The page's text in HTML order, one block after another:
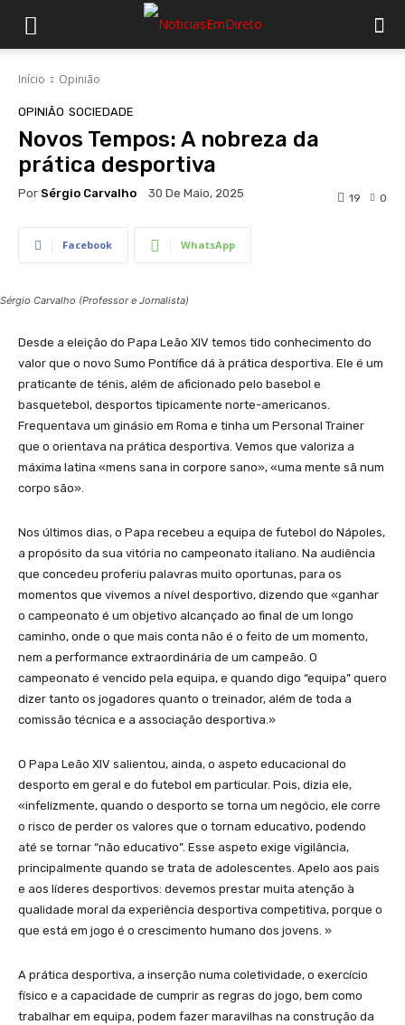
Início Opinião
OPINIÃO SOCIEDADE
Novos Tempos: A nobreza da
prática desportiva
Por Sérgio Carvalho 30 De Maio, 2025 0
19
Facebook WhatsApp
Sérgio Carvalho (Professor e Jornalista)
Desde a eleição do Papa Leão XIV temos tido conhecimento do
valor que o novo Sumo Pontífice dá à prática desportiva. Ele é um
praticante de ténis, além de aficionado pelo basebol e
basquetebol, desportos tipicamente norte-americanos.
Frequentava um ginásio em Roma e tinha um Personal Trainer
que o orientava na prática desportiva. Vemos que valoriza a
máxima latina «mens sana in corpore sano», «uma mente sã num
corpo são».
Nos últimos dias, o Papa recebeu a equipa de futebol do Nápoles,
a propósito da sua vitória no campeonato italiano. Na audiência
que concedeu proferiu palavras muito oportunas, para os
momentos que vivemos a nível desportivo, dizendo que «ganhar
o campeonato é um objetivo alcançado ao final de um longo
caminho, onde o que mais conta não é o feito de um momento,
nem a performance extraordinária de um campeão. O
campeonato é vencido pela equipa, e quando digo “equipa” quero
dizer tanto os jogadores quanto o treinador, além de toda a
comissão técnica e a associação desportiva.»
O Papa Leão XIV salientou, ainda, o aspeto educacional do
desporto em geral e do futebol em particular. Pois, dizia ele,
«infelizmente, quando o desporto se torna um negócio, ele corre
o risco de perder os valores que o tornam educativo, podendo
até se tornar “não educativo”. Esse aspeto exige vigilância,
principalmente quando se trata de adolescentes. Apelo aos pais
e aos líderes desportivos: devemos prestar muita atenção à
qualidade moral da experiência desportiva competitiva, porque o
que está em jogo é o crescimento humano dos jovens. »
A prática desportiva, a inserção numa coletividade, o exercício
físico e a capacidade de cumprir as regras do jogo, bem como
trabalhar em equipa, podem fazer maravilhas na construção da